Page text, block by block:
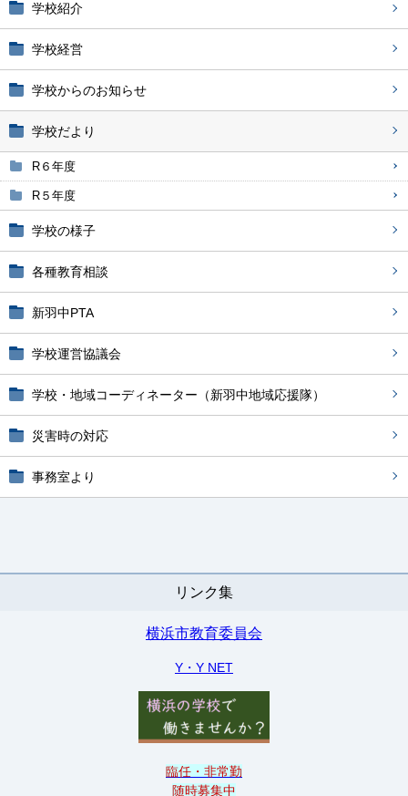
学校紹介
学校経営
学校からのお知らせ
学校だより
R６年度
R５年度
学校の様子
各種教育相談
新羽中PTA
学校運営協議会
学校・地域コーディネーター（新羽中地域応援隊）
災害時の対応
事務室より
リンク集
横浜市教育委員会
Y・Y NET
臨任・非常勤
随時募集中